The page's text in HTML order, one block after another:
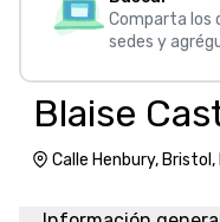
Comparta los
sedes y
Blaise
Calle Henbury,